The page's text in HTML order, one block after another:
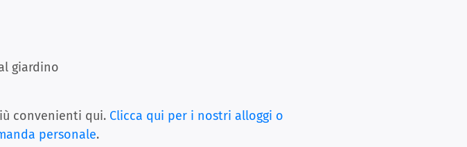
giardino
convenienti qui. Clicca qui per i nostri alloggi o
personale.